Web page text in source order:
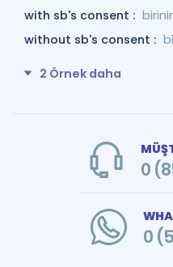
with sb's consent :
without sb's consent :
2 Örnek daha
0
0